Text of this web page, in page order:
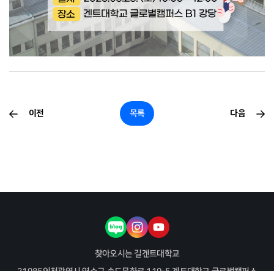
이전 목록 다음
블로그인스타그램
유튜브
찾아오시는 길겐트대학교